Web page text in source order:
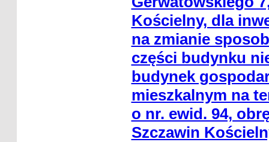
Kościelny, dla
na zmianie
części budynku
budynek
mieszkalnym na
o nr. ewid. 94,
Szczawin